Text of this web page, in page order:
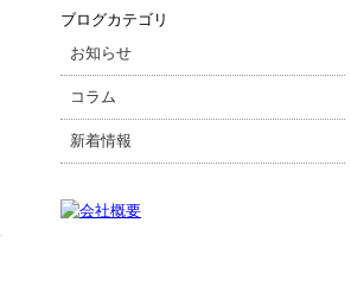
ブログカテゴリ
お知らせ
コラム
新着情報